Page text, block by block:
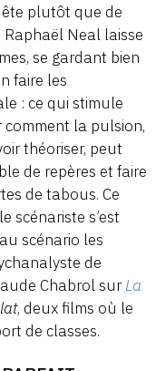
plutôt que de
Raphaël Neal laisse
se gardant bien
faire les
: ce qui stimule
comment la pulsion,
théoriser, peut
de repères et faire
de tabous. Ce
scénariste s’est
scénario les
de
Chabrol surLa
, deux films où le
de classes.